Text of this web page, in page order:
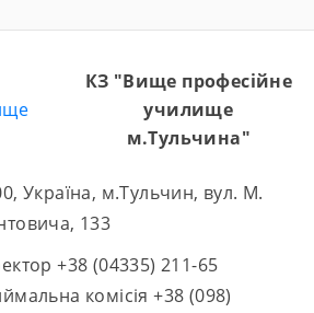
КЗ "Вище професійне
училище
м.Тульчина"
Україна, м.Тульчин, вул. М.
133
+38 (04335) 211-65
комісія +38 (098)